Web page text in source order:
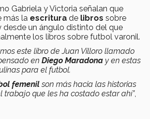
Gabriela y Victoria señalan que
más la escritura de libros sobre
desde un ángulo distinto del que
los libros sobre futbol varonil.
este libro de Juan Villoro llamado
en Diego Maradona y en estas
para el futbol.
femenilson más hacia las historias
trabajo que les ha costado estar ahí”,